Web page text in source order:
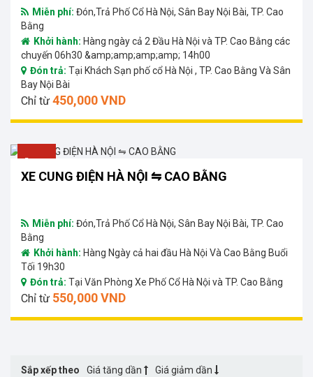
Miễn phí: Đón,Trả Phố Cổ Hà Nội, Sân Bay Nội Bài, TP. Cao
Bằng
Khởi hành: Hàng ngày cả 2 Đầu Hà Nội và TP. Cao Bằng các
chuyến 06h30 &amp;amp;amp;amp; 14h00
Đón trả: Tại Khách Sạn phố cổ Hà Nội , TP. Cao Bằng Và Sân
Bay Nội Bài
Chỉ từ 450,000 VND
-
-9166566.7%
XE CUNG ĐIỆN HÀ NỘI ⇋ CAO BẰNG
Miễn phí: Đón,Trả Phố Cổ Hà Nội, Sân Bay Nội Bài, TP. Cao
Bằng
Khởi hành: Hàng Ngày cả hai đầu Hà Nội Và Cao Bằng Buổi
Tối 19h30
Đón trả: Tại Văn Phòng Xe Phố Cổ Hà Nội và TP. Cao Bằng
Chỉ từ 550,000 VND
Sắp xếp theo Giá tăng dần Giá giảm dần